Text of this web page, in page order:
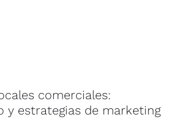
comerciales:
y estrategias de marketing